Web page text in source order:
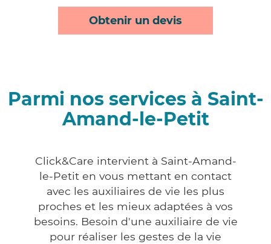
Obtenir un devis
Parmi nos services à Saint-
Amand-le-Petit
Click&Care intervient à Saint-Amand-
le-Petit en vous mettant en contact
avec les auxiliaires de vie les plus
proches et les mieux adaptées à vos
besoins. Besoin d'une auxiliaire de vie
pour réaliser les gestes de la vie